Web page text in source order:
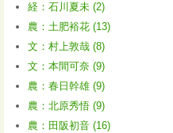
経：石川夏未 (2)
農：土肥裕花 (13)
文：村上敦哉 (8)
文：本間可奈 (9)
農：春日幹雄 (9)
農：北原秀悟 (9)
農：田阪初音 (16)